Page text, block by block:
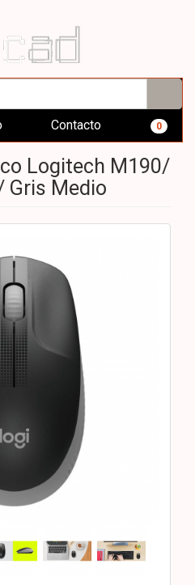
Contacto 0
Logitech M190/
Gris Medio